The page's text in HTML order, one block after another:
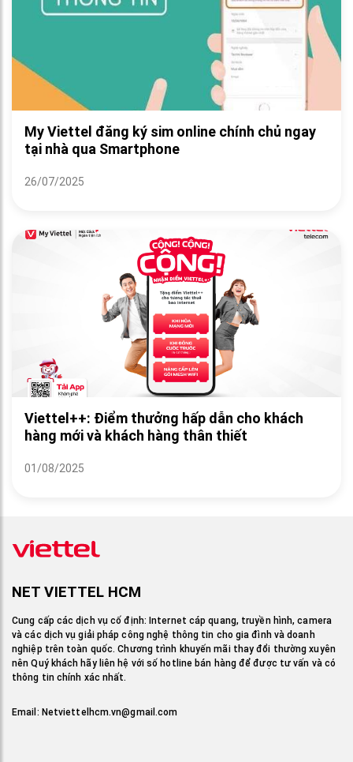
My Viettel đăng ký sim online chính chủ ngay
tại nhà qua Smartphone
26/07/2025
Viettel++: Điểm thưởng hấp dẫn cho khách
hàng mới và khách hàng thân thiết
01/08/2025
NET VIETTEL HCM
Cung cấp các dịch vụ cố định: Internet cáp quang, truyền hình, camera
và các dịch vụ giải pháp công nghệ thông tin cho gia đình và doanh
nghiệp trên toàn quốc. Chương trình khuyến mãi thay đổi thường xuyên
nên Quý khách hãy liên hệ với số hotline bán hàng để được tư vấn và có
thông tin chính xác nhất.
Email: Netviettelhcm.vn@gmail.com